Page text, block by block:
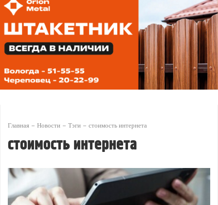
Главная Новости Тэги стоимость интернета
стоимость интернета